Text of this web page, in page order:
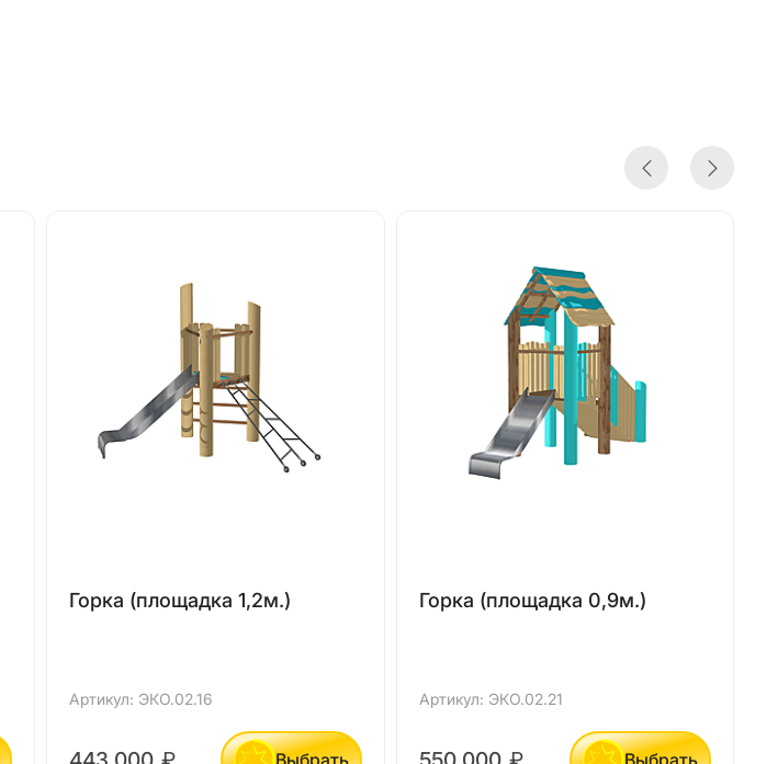
Горка (площадка 1,2м.)
Артикул: ЭКО.02.16
Горка (площадка 0,9м.)
Артикул: ЭКО.02.21